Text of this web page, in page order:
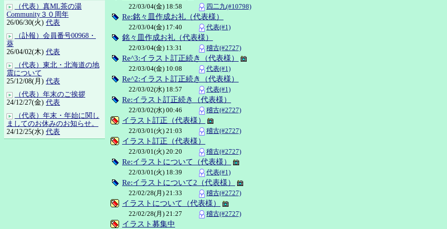
22/03/04(金) 18:58 四二九(#10798)
Re:銘々皿作成お礼（代表様）
22/03/04(金) 17:40 代表(#1)
銘々皿作成お礼（代表様）
22/03/04(金) 13:31 稽古(#2727)
Re^3:イラスト訂正続き（代表様）
22/03/04(金) 10:08 代表(#1)
Re^2:イラスト訂正続き（代表様）
22/03/02(水) 18:57 代表(#1)
Re:イラスト訂正続き（代表様）
22/03/02(水) 00:46 稽古(#2727)
イラスト訂正（代表様）
22/03/01(火) 21:03 稽古(#2727)
イラスト訂正（代表様）
22/03/01(火) 20:20 稽古(#2727)
Re:イラストについて（代表様）
22/03/01(火) 18:39 代表(#1)
Re:イラストについて2（代表様）
22/02/28(月) 21:33 稽古(#2727)
イラストについて（代表様）
22/02/28(月) 21:27 稽古(#2727)
イラスト募集中
（代表）真ML茶の湯
Community３０周年
26/06/30(火) 代表
（訃報）会員番号00968・
葵
26/04/02(木) 代表
（代表）東北・北海道の地
震について
25/12/08(月) 代表
（代表）年末のご挨拶
24/12/27(金) 代表
（代表）年末・年始に関し
ましてのお休みのお知らせ。
24/12/25(水) 代表